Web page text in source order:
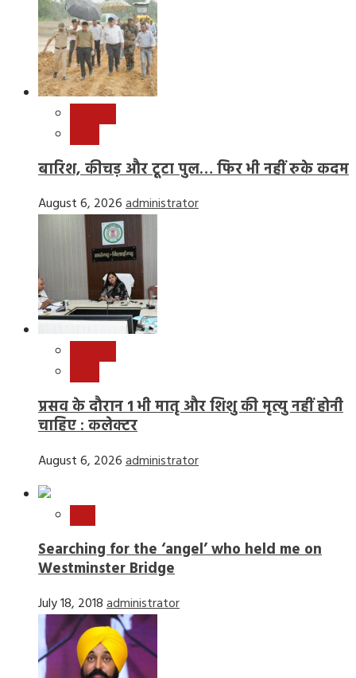
बारिश, कीचड़ और टूटा पुल… फिर भी नहीं रुके कदम
August 6, 2026administrator
प्रसव के दौरान 1 भी मातृ और शिशु की मृत्यु नहीं होनी
चाहिए : कलेक्टर
August 6, 2026administrator
Searching for the ‘angel’ who held me on
Westminster Bridge
July 18, 2018administrator